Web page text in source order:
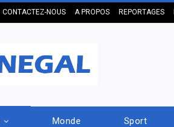
CONTACTEZ-NOUS A PROPOS REPORTAGES
Monde Sport